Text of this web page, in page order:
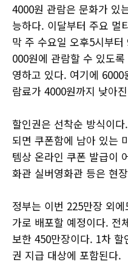
4000원 관람은 문화가 있
능하다. 이달부터 주요 멀
막 주 수요일 오후5시부
000원에 관람할 수 있도
영하고 있다. 여기에
람료가 4000원까지 낮아
할인권은 선착순 방식이
되면 쿠폰함에 남아 있는
템상 온라인 쿠폰 발급이
화관 실버영화관 등은 현
정부는 이번 225만장 외
가로 배포할 예정이다. 전
보한 450만장이다. 1차
권 지급 대상에 포함된다.